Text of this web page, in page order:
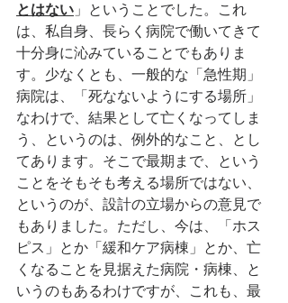
とはない 」ということでした。これ
は、私自身、長らく病院で働いてきて
十分身に沁みていることでもありま
す。少なくとも、一般的な「急性期」
病院は、「死なないようにする場所」
なわけで、結果として亡くなってしま
う、というのは、例外的なこと、とし
てあります。そこで最期まで、という
ことをそもそも考える場所ではない、
というのが、設計の立場からの意見で
もありました。ただし、今は、「ホス
ピス」とか「緩和ケア病棟」とか、亡
くなることを見据えた病院・病棟、と
いうのもあるわけですが、これも、最